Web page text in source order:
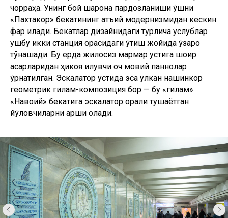
чорраҳа. Унинг бой шарқона пардозланиши қўшни
«Пахтакор» бекатининг қатъий модернизмидан кескин
фарқ қилади. Бекатлар дизайнидаги турлича услублар
ушбу икки станция орасидаги ўтиш жойида ўзаро
тўқнашади. Бу ерда жилосиз мармар устига шоир
асарларидан ҳикоя қилувчи оч мовий паннолар
ўрнатилган. Эскалатор устида эса улкан нақшинкор
геометрик гилам-композиция бор — бу «гилам»
«Навоий» бекатига эскалатор орқали тушаётган
йўловчиларни қарши олади.